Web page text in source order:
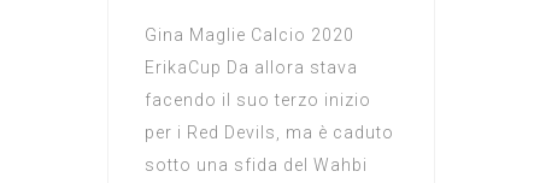
Gina Maglie Calcio 2020
ErikaCup Da allora stava
facendo il suo terzo inizio
per i Red Devils, ma è caduto
sotto una sfida del Wahbi